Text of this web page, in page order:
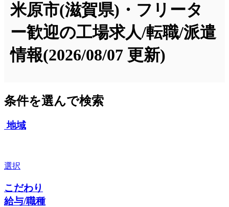
米原市(滋賀県)・フリータ
ー歓迎の工場求人/転職/派遣
情報(2026/08/07 更新)
条件を選んで検索
地域
選択
こだわり
給与/職種